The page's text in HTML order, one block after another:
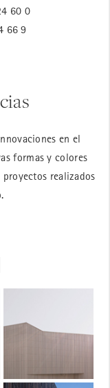
60 0
66 9
en el
formas y colores
realizados